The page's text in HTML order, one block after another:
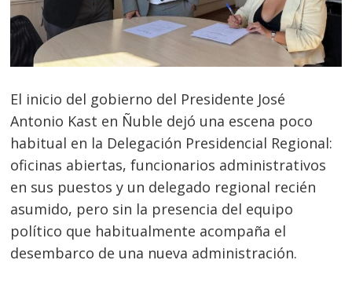
El inicio del gobierno del Presidente José
Antonio Kast en Ñuble dejó una escena poco
habitual en la Delegación Presidencial Regional:
oficinas abiertas, funcionarios administrativos
en sus puestos y un delegado regional recién
asumido, pero sin la presencia del equipo
político que habitualmente acompaña el
desembarco de una nueva administración.